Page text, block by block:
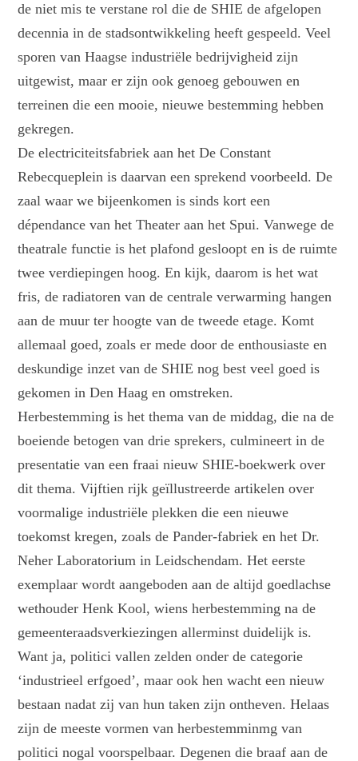
de niet mis te verstane rol die de SHIE de afgelopen
decennia in de stadsontwikkeling heeft gespeeld. Veel
sporen van Haagse industriële bedrijvigheid zijn
uitgewist, maar er zijn ook genoeg gebouwen en
terreinen die een mooie, nieuwe bestemming hebben
gekregen.
De electriciteitsfabriek aan het De Constant
Rebecqueplein is daarvan een sprekend voorbeeld. De
zaal waar we bijeenkomen is sinds kort een
dépendance van het Theater aan het Spui. Vanwege de
theatrale functie is het plafond gesloopt en is de ruimte
twee verdiepingen hoog. En kijk, daarom is het wat
fris, de radiatoren van de centrale verwarming hangen
aan de muur ter hoogte van de tweede etage. Komt
allemaal goed, zoals er mede door de enthousiaste en
deskundige inzet van de SHIE nog best veel goed is
gekomen in Den Haag en omstreken.
Herbestemming is het thema van de middag, die na de
boeiende betogen van drie sprekers, culmineert in de
presentatie van een fraai nieuw SHIE-boekwerk over
dit thema. Vijftien rijk geïllustreerde artikelen over
voormalige industriële plekken die een nieuwe
toekomst kregen, zoals de Pander-fabriek en het Dr.
Neher Laboratorium in Leidschendam. Het eerste
exemplaar wordt aangeboden aan de altijd goedlachse
wethouder Henk Kool, wiens herbestemming na de
gemeenteraadsverkiezingen allerminst duidelijk is.
Want ja, politici vallen zelden onder de categorie
‘industrieel erfgoed’, maar ook hen wacht een nieuw
bestaan nadat zij van hun taken zijn ontheven. Helaas
zijn de meeste vormen van herbestemminmg van
politici nogal voorspelbaar. Degenen die braaf aan de